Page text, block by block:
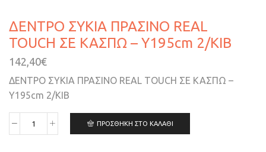
ΔΕΝΤΡΟ ΣΥΚΙΑ ΠΡΑΣΙΝΟ REAL
TOUCH ΣΕ ΚΑΣΠΩ – Υ195cm 2/KIB
142,40€
ΔΕΝΤΡΟ ΣΥΚΙΑ ΠΡΑΣΙΝΟ REAL TOUCH ΣΕ ΚΑΣΠΩ –
Υ195cm 2/KIB
ΠΡΟΣΘΉΚΗ ΣΤΟ ΚΑΛΆΘΙ